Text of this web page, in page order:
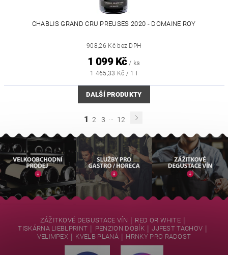
CHABLIS GRAND CRU PREUSES 2020 - DOMAINE ROY
908,26 Kč bez DPH
1 099 Kč / ks
1 465,33 Kč / 1 l
DALŠÍ PRODUKTY
1 2 3 12
ZÁŽITKOVÉ DEGUSTACE VÍN | RED OR WHITE |
TISKÁRNA LIEBLPRINT | PENZION DOBÍK | JJFEST TACHOV |
VELIMPEX | KVELB PLANÁ | HRNKY PRO RADOST